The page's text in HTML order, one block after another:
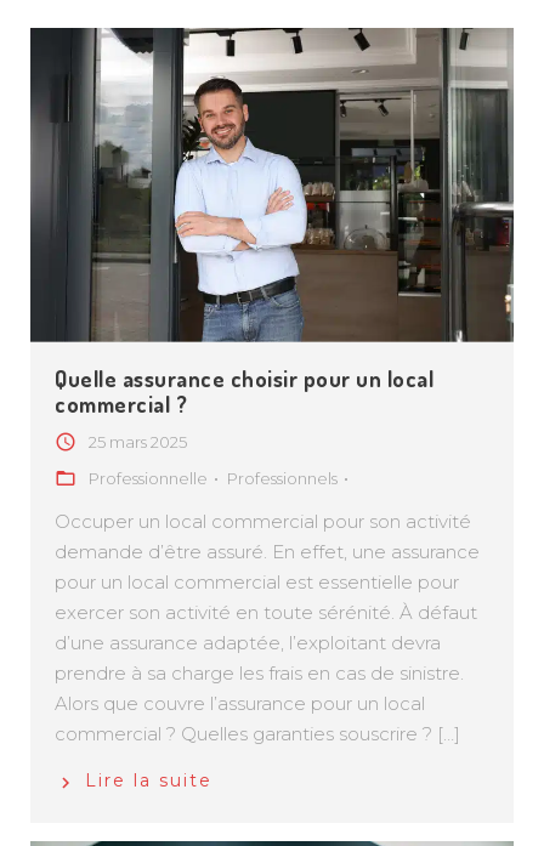
TARIFICATION CHIENS CHATS
TARIFICATION HABITATION
TARIFICATION 2 ROUES
DEMANDER UN DEVIS PRO
Quelle assurance choisir pour un local
commercial ?
25 mars 2025
Professionnelle
Professionnels
Occuper un local commercial pour son activité
demande d’être assuré. En effet, une assurance
pour un local commercial est essentielle pour
exercer son activité en toute sérénité. À défaut
d’une assurance adaptée, l’exploitant devra
prendre à sa charge les frais en cas de sinistre.
Alors que couvre l’assurance pour un local
commercial ? Quelles garanties souscrire ? […]
Lire la suite